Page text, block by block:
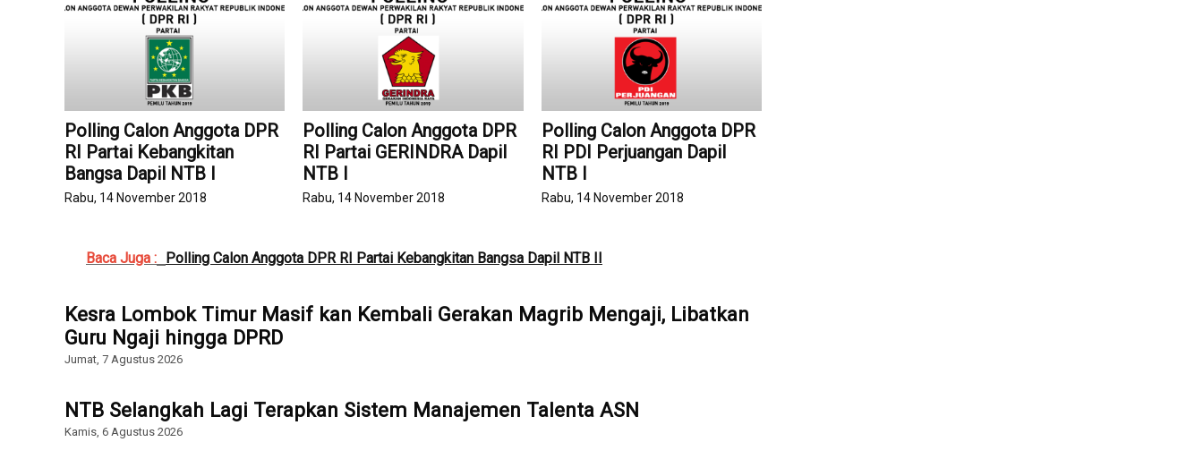
Polling Calon Anggota DPR
RI Partai Kebangkitan
Bangsa Dapil NTB I
Rabu, 14 November 2018
Polling Calon Anggota DPR
RI Partai GERINDRA Dapil
NTB I
Rabu, 14 November 2018
Polling Calon Anggota DPR
RI PDI Perjuangan Dapil
NTB I
Rabu, 14 November 2018
Baca Juga : Polling Calon Anggota DPR RI Partai Kebangkitan Bangsa Dapil NTB II
Kesra Lombok Timur Masif kan Kembali Gerakan Magrib Mengaji, Libatkan
Guru Ngaji hingga DPRD
Jumat, 7 Agustus 2026
NTB Selangkah Lagi Terapkan Sistem Manajemen Talenta ASN
Kamis, 6 Agustus 2026